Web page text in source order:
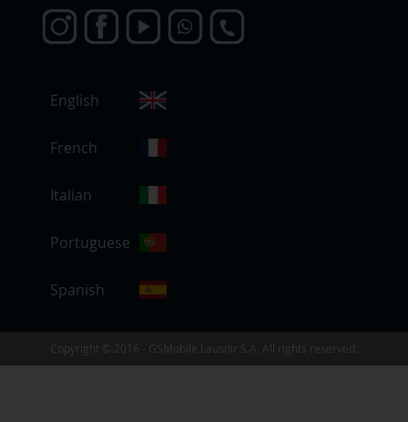
n
English
French
Italian
Portuguese
Spanish
Copyright © 2016 - GSMobile Lausnir S.A. All rights reserved.